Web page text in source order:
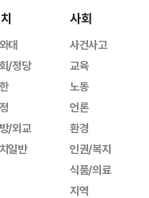
대
/정당
/외교
일반
사회
사건사고
교육
노동
언론
환경
인권/복지
식품/의료
지역